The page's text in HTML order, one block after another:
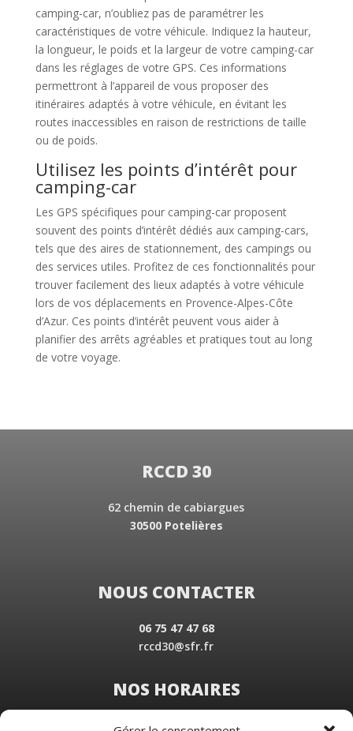
camping-car, n’oubliez pas de paramétrer les
caractéristiques de votre véhicule. Indiquez la hauteur,
la longueur, le poids et la largeur de votre camping-car
dans les réglages de votre GPS. Ces informations
permettront à l’appareil de vous proposer des
itinéraires adaptés à votre véhicule, en évitant les
routes inaccessibles en raison de restrictions de taille
ou de poids.
Utilisez les points d’intérêt pour
camping-car
Les GPS spécifiques pour camping-car proposent
souvent des points d’intérêt dédiés aux camping-cars,
tels que des aires de stationnement, des campings ou
des services utiles. Profitez de ces fonctionnalités pour
trouver facilement des lieux adaptés à votre véhicule
lors de vos déplacements en Provence-Alpes-Côte
d’Azur. Ces points d’intérêt peuvent vous aider à
planifier des arrêts agréables et pratiques tout au long
de votre voyage.
RCCD 30
62 chemin de cabiargues
30500 Potelières
NOUS CONTACTER
06 75 47 47 68
rccd30@sfr.fr
NOS HORAIRES
Du Lundi au Vendredi